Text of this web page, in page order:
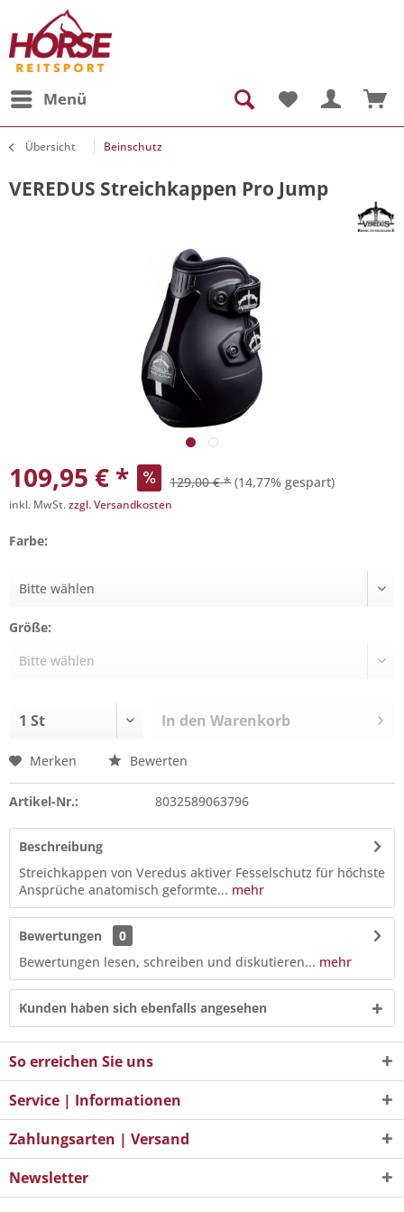
Menü
Übersicht Beinschutz
VEREDUS Streichkappen Pro Jump
109,95 € * 129,00 € * (14,77% gespart)
inkl. MwSt.zzgl. Versandkosten
Farbe:
Größe:
In den Warenkorb
Merken Bewerten
Artikel-Nr.: 8032589063796
Beschreibung
Streichkappen von Veredus aktiver Fesselschutz für höchste
Ansprüche anatomisch geformte... mehr
Bewertungen
0
Bewertungen lesen, schreiben und diskutieren... mehr
Kunden haben sich ebenfalls angesehen
So erreichen Sie uns
Service | Informationen
Zahlungsarten | Versand
Newsletter